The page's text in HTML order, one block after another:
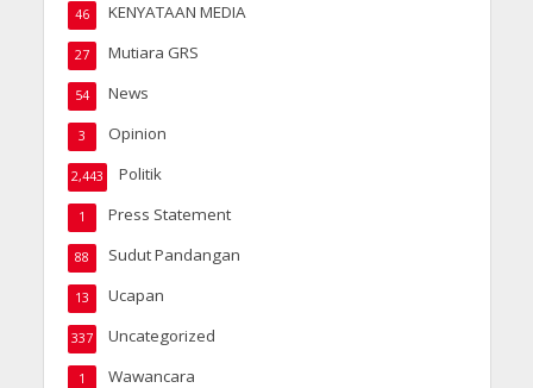
KENYATAAN MEDIA
46
Mutiara GRS
27
News
54
Opinion
3
Politik
2,443
Press Statement
1
Sudut Pandangan
88
Ucapan
13
Uncategorized
337
Wawancara
1